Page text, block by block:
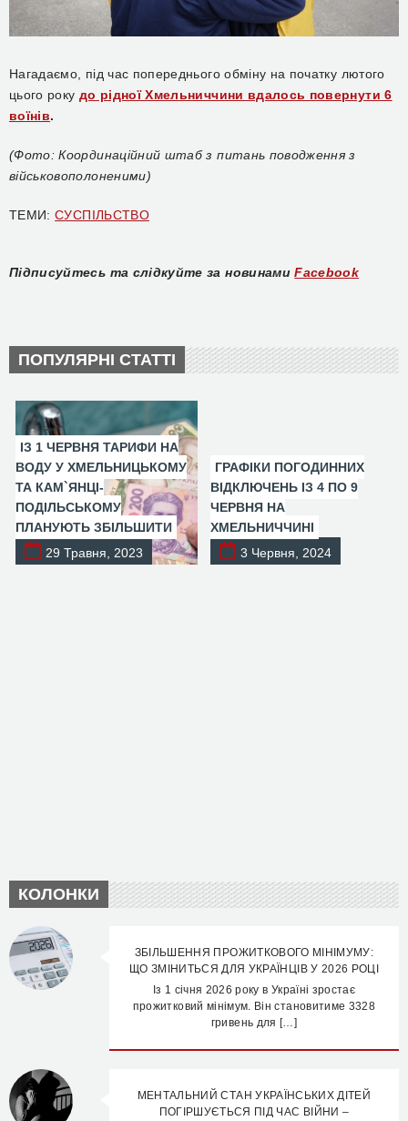
Нагадаємо, під час попереднього обміну на початку лютого
цього року до рідної Хмельниччини вдалось повернути 6
воїнів.
(Фото: Координаційний штаб з питань поводження з
військовополоненими)
ТЕМИ:СУСПІЛЬСТВО
Підписуйтесь та слідкуйте за новинами Facebook
ПОПУЛЯРНІ СТАТТІ
ІЗ 1 ЧЕРВНЯ ТАРИФИ НА
ВОДУ У ХМЕЛЬНИЦЬКОМУ
ТА КАМ`ЯНЦІ-
ПОДІЛЬСЬКОМУ
ПЛАНУЮТЬ ЗБІЛЬШИТИ
29 Травня, 2023
ГРАФІКИ ПОГОДИННИХ
ВІДКЛЮЧЕНЬ ІЗ 4 ПО 9
ЧЕРВНЯ НА
ХМЕЛЬНИЧЧИНІ
3 Червня, 2024
КОЛОНКИ
ЗБІЛЬШЕННЯ ПРОЖИТКОВОГО МІНІМУМУ:
ЩО ЗМІНИТЬСЯ ДЛЯ УКРАЇНЦІВ У 2026 РОЦІ
Із 1 січня 2026 року в Україні зростає
прожитковий мінімум. Він становитиме 3328
гривень для […]
МЕНТАЛЬНИЙ СТАН УКРАЇНСЬКИХ ДІТЕЙ
ПОГІРШУЄТЬСЯ ПІД ЧАС ВІЙНИ –